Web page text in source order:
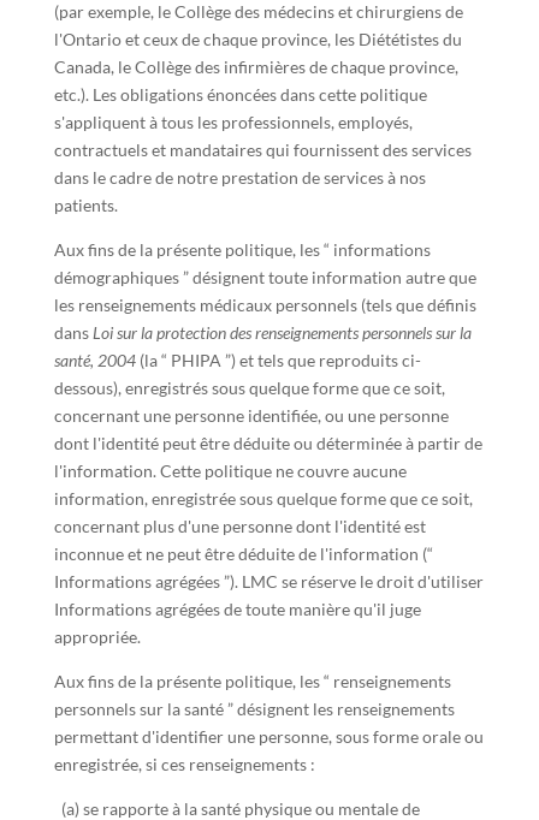
(par exemple, le Collège des médecins et chirurgiens de
l'Ontario et ceux de chaque province, les Diététistes du
Canada, le Collège des infirmières de chaque province,
etc.). Les obligations énoncées dans cette politique
s'appliquent à tous les professionnels, employés,
contractuels et mandataires qui fournissent des services
dans le cadre de notre prestation de services à nos
patients.
Aux fins de la présente politique, les “ informations
démographiques ” désignent toute information autre que
les renseignements médicaux personnels (tels que définis
dans Loi sur la protection des renseignements personnels sur la
santé, 2004(la “ PHIPA ”) et tels que reproduits ci-
dessous), enregistrés sous quelque forme que ce soit,
concernant une personne identifiée, ou une personne
dont l'identité peut être déduite ou déterminée à partir de
l'information. Cette politique ne couvre aucune
information, enregistrée sous quelque forme que ce soit,
concernant plus d'une personne dont l'identité est
inconnue et ne peut être déduite de l'information (“
Informations agrégées ”). LMC se réserve le droit d'utiliser
Informations agrégées de toute manière qu'il juge
appropriée.
Aux fins de la présente politique, les “ renseignements
personnels sur la santé ” désignent les renseignements
permettant d'identifier une personne, sous forme orale ou
enregistrée, si ces renseignements :
(a) se rapporte à la santé physique ou mentale de